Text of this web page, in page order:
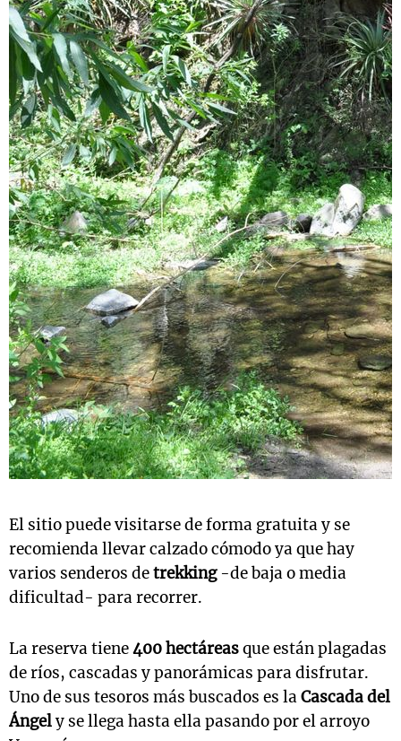
El sitio puede visitarse de forma gratuita y se
recomienda llevar calzado cómodo ya que hay
varios senderos detrekking-de baja o media
dificultad- para recorrer.
La reserva tiene400 hectáreasque están plagadas
de ríos, cascadas y panorámicas para disfrutar.
Uno de sus tesoros más buscados es laCascada del
Ángely se llega hasta ella pasando por el arroyo